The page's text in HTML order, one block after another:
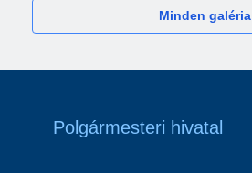
Minden galéria
Polgármesteri hivatal